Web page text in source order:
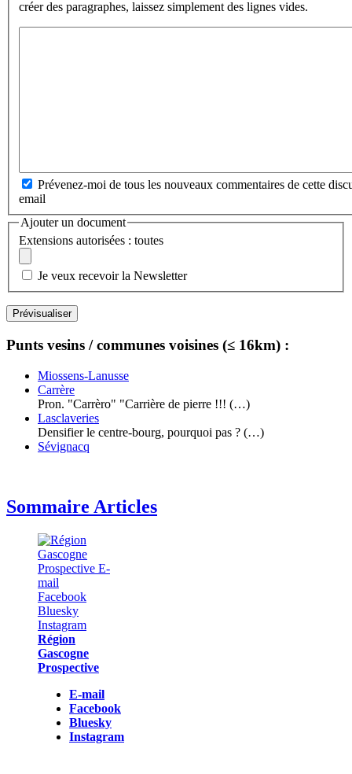
créer des paragraphes, laissez simplement des lignes vides.
Prévenez-moi de tous les nouveaux commentaires de cette
email
Ajouter un document
Extensions autorisées : toutes
Je veux recevoir la Newsletter
Punts vesins / communes voisines (≤ 16km) :
Miossens-Lanusse
Carrère
Pron. "Carrèro" "Carrière de pierre !!! (…)
Lasclaveries
Densifier le centre-bourg, pourquoi pas ? (…)
Sévignacq
Sommaire Articles
Région
Gascogne
Prospective
E-mail
Facebook
Bluesky
Instagram